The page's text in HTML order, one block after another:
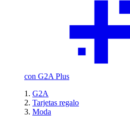
con G2A Plus
G2A
Tarjetas regalo
Moda